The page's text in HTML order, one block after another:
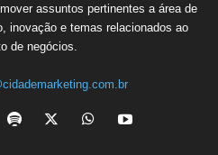
assuntos pertinentes a área de
inovação e temas relacionados ao
de negócios.